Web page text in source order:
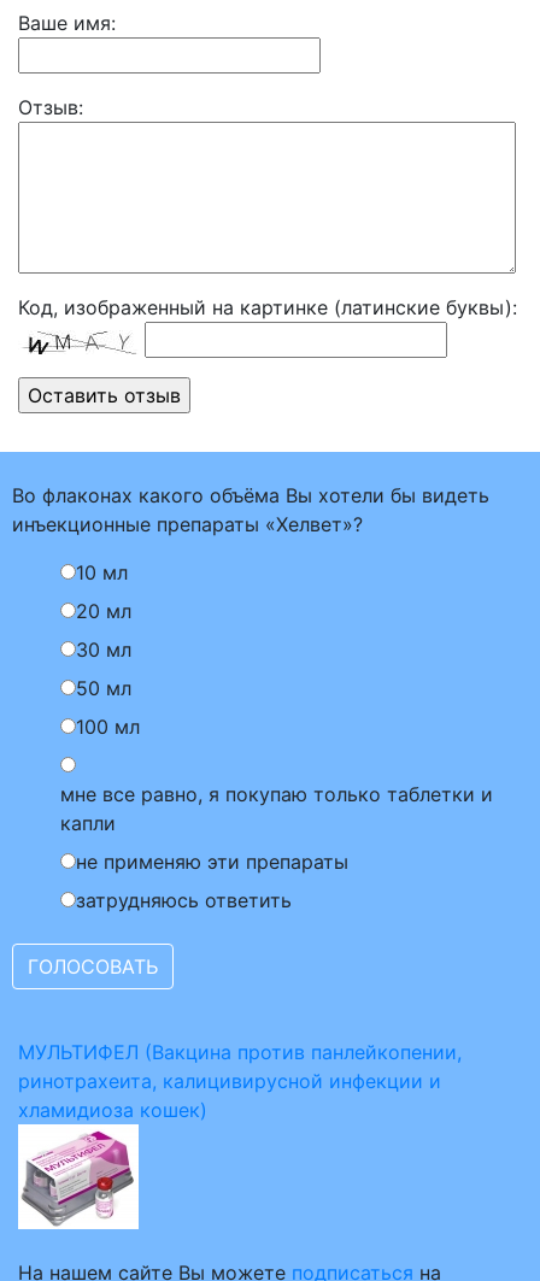
Ваше имя:
Отзыв:
Код, изображенный на картинке (латинские буквы):
Во флаконах какого объёма Вы хотели бы видеть
инъекционные препараты «Хелвет»?
10 мл
20 мл
30 мл
50 мл
100 мл
мне все равно, я покупаю только таблетки и
капли
не применяю эти препараты
затрудняюсь ответить
МУЛЬТИФЕЛ (Вакцина против панлейкопении,
ринотрахеита, калицивирусной инфекции и
хламидиоза кошек)
На нашем сайте Вы можете подписаться на